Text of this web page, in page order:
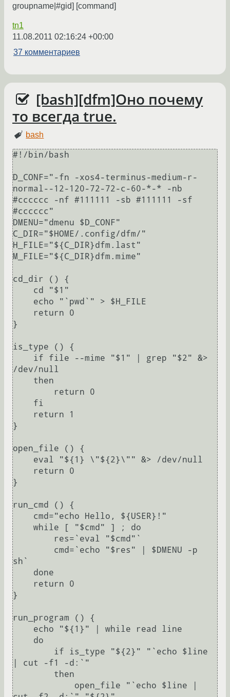
groupname|#gid] [command]
tn1
11.08.2011 02:16:24 +00:00
37 комментариев
[bash][dfm]Оно почему
то всегда true.
bash
#!/bin/bash
D_CONF="-fn -xos4-terminus-medium-r-
normal--12-120-72-72-c-60-*-* -nb
#cccccc -nf #111111 -sb #111111 -sf
#cccccc"
DMENU="dmenu $D_CONF"
C_DIR="$HOME/.config/dfm/"
H_FILE="${C_DIR}dfm.last"
M_FILE="${C_DIR}dfm.mime"
cd_dir () {
}
is_type () {
/dev/null
}
open_file () {
}
run_cmd () {
sh`
}
run_program () {
| cut -f1 -d:`"